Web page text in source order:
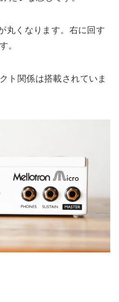
丸くなります。右に回す
。
ト関係は搭載されていま